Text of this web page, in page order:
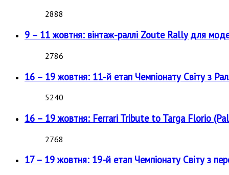
2888
9 – 11 жовтня: вінтаж-раллі Zoute Rally для
2786
16 – 19 жовтня: 11-й етап Чемпіонату Світу з
5240
16 – 19 жовтня: Ferrari Tribute to Targa Florio
2768
17 – 19 жовтня: 19-й етап Чемпіонату Світу з